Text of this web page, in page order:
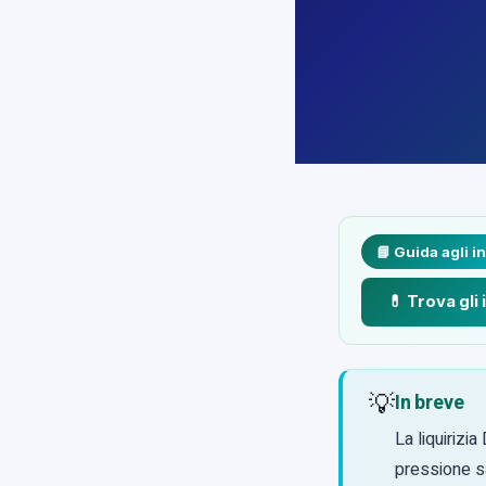
📘 Guida agli
💊 Trova
💡In breve
La liquirizia
pressione